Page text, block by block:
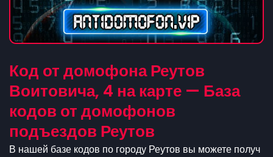
Код от домофона Реутов
Воитовича, 4 на карте — База
кодов от домофонов
подъездов Реутов
В нашей базе кодов по городу Реутов вы можете получ